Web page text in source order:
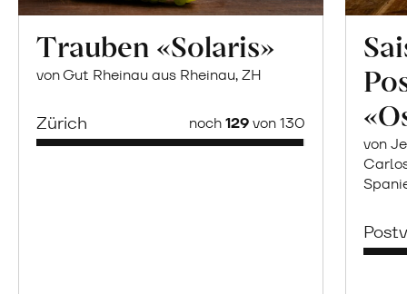
Trauben «Solaris»
von Gut Rheinau aus Rheinau, ZH
Zürich noch129von 130
von